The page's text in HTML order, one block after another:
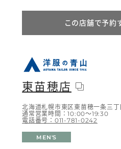
この店舗で予約
東苗穂店
北海道札幌市東区東苗穂一条三
通常営業時間：10:00～19:30
電話番号：011-781-0242
MEN'S